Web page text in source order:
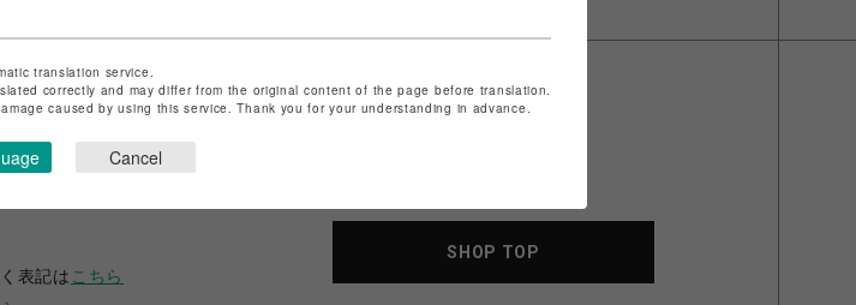
表記は こちら
SHOP TOP
translation service.
correctly and may differ from the original content of the page before translation.
caused by using this service. Thank you for your understanding in advance.
Cancel